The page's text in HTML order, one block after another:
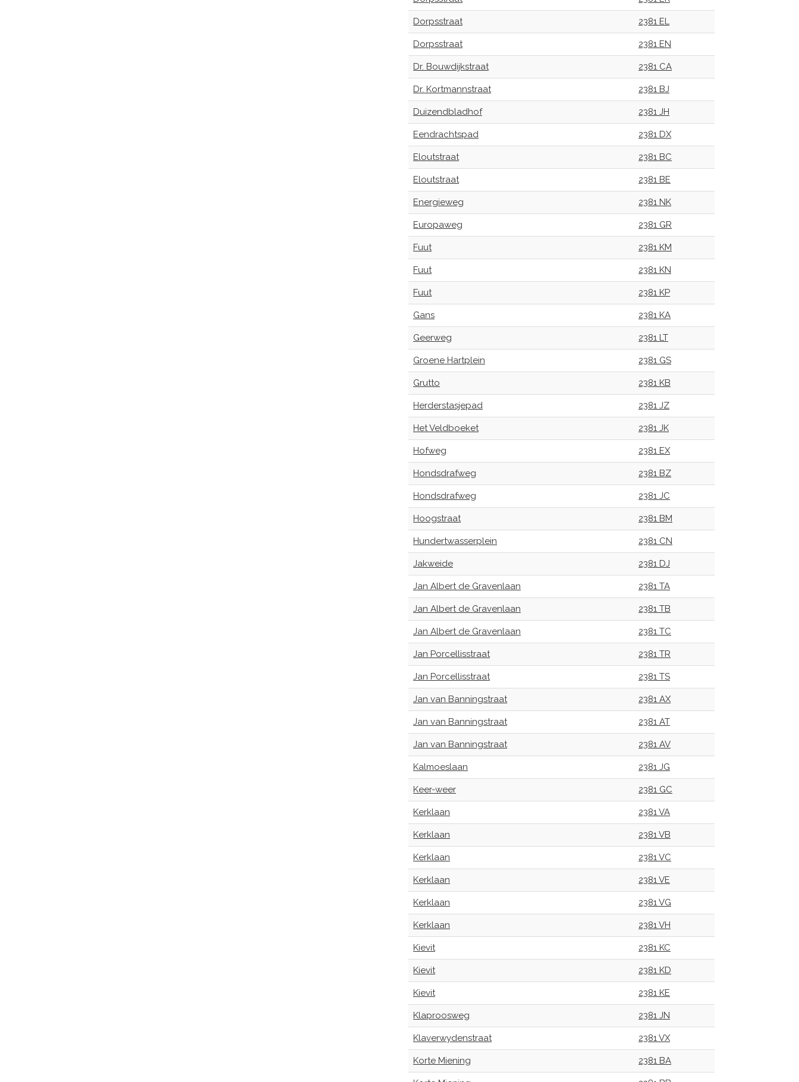
Dorpsstraat 2381 EL
Dorpsstraat 2381 EN
Dr. Bouwdijkstraat 2381 CA
Dr. Kortmannstraat 2381 BJ
Duizendbladhof 2381 JH
Eendrachtspad 2381 DX
Eloutstraat 2381 BC
Eloutstraat 2381 BE
Energieweg 2381 NK
Europaweg 2381 GR
Fuut 2381 KM
Fuut 2381 KN
Fuut 2381 KP
Gans 2381 KA
Geerweg 2381 LT
Groene Hartplein 2381 GS
Grutto 2381 KB
Herderstasjepad 2381 JZ
Het Veldboeket 2381 JK
Hofweg 2381 EX
Hondsdrafweg 2381 BZ
Hondsdrafweg 2381 JC
Hoogstraat 2381 BM
Hundertwasserplein 2381 CN
Jakweide 2381 DJ
Jan Albert de Gravenlaan 2381 TA
Jan Albert de Gravenlaan 2381 TB
Jan Albert de Gravenlaan 2381 TC
Jan Porcellisstraat 2381 TR
Jan Porcellisstraat 2381 TS
Jan van Banningstraat 2381 AX
Jan van Banningstraat 2381 AT
Jan van Banningstraat 2381 AV
Kalmoeslaan 2381 JG
Keer-weer 2381 GC
Kerklaan 2381 VA
Kerklaan 2381 VB
Kerklaan 2381 VC
Kerklaan 2381 VE
Kerklaan 2381 VG
Kerklaan 2381 VH
Kievit 2381 KC
Kievit 2381 KD
Kievit 2381 KE
Klaproosweg 2381 JN
Klaverwydenstraat 2381 VX
Korte Miening 2381 BA